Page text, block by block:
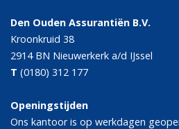
Den Ouden Assurantiën B.V.
Kroonkruid 38
2914 BN Nieuwerkerk a/d IJssel
T (0180) 312 177
Openingstijden
Ons kantoor is op werkdagen